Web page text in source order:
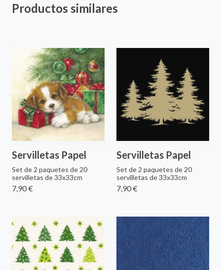
Productos similares
Servilletas Papel
Set de 2 paquetes de 20
servilletas de 33x33cm
7,90 €
Servilletas Papel
Set de 2 paquetes de 20
servilletas de 33x33cm
7,90 €